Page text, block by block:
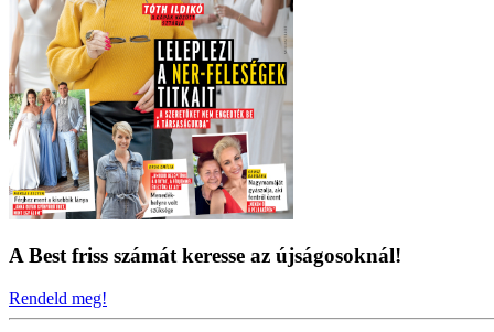
A Best friss számát keresse az újságosoknál!
Rendeld meg!